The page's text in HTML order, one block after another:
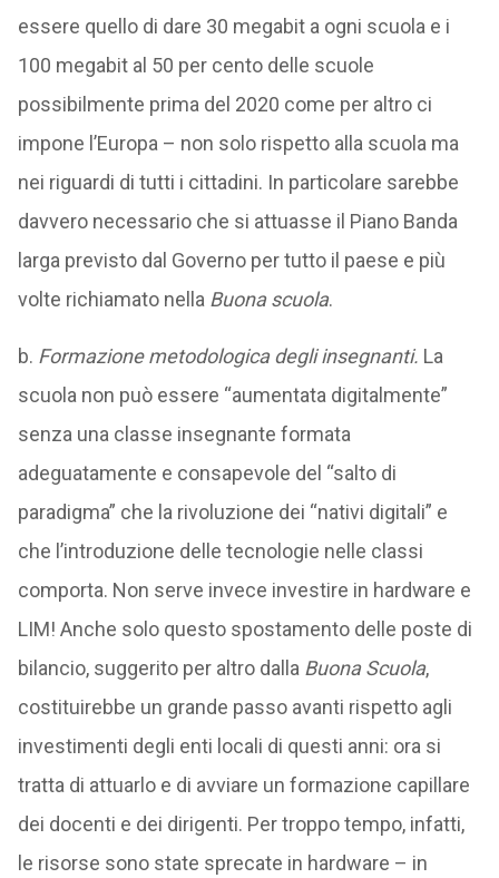
essere quello di dare 30 megabit a ogni scuola e i
100 megabit al 50 per cento delle scuole
possibilmente prima del 2020 come per altro ci
impone l’Europa – non solo rispetto alla scuola ma
nei riguardi di tutti i cittadini. In particolare sarebbe
davvero necessario che si attuasse il Piano Banda
larga previsto dal Governo per tutto il paese e più
volte richiamato nella Buona scuola.
b. Formazione metodologica degli insegnanti. La
scuola non può essere “aumentata digitalmente”
senza una classe insegnante formata
adeguatamente e consapevole del “salto di
paradigma” che la rivoluzione dei “nativi digitali” e
che l’introduzione delle tecnologie nelle classi
comporta. Non serve invece investire in hardware e
LIM! Anche solo questo spostamento delle poste di
bilancio, suggerito per altro dalla Buona Scuola,
costituirebbe un grande passo avanti rispetto agli
investimenti degli enti locali di questi anni: ora si
tratta di attuarlo e di avviare un formazione capillare
dei docenti e dei dirigenti. Per troppo tempo, infatti,
le risorse sono state sprecate in hardware – in